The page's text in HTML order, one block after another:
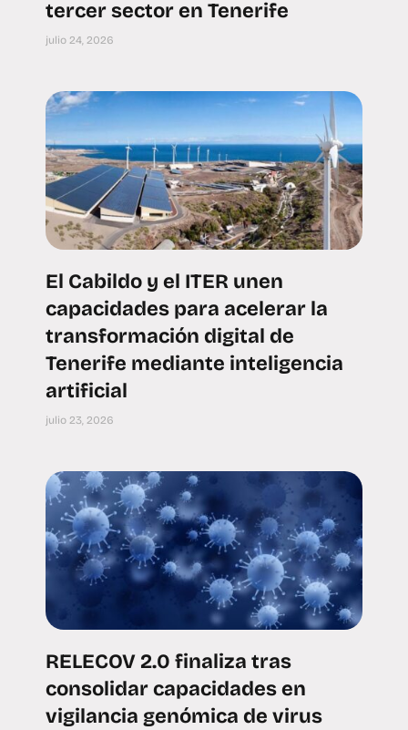
tercer sector en Tenerife
julio 24, 2026
El Cabildo y el ITER unen
capacidades para acelerar la
transformación digital de
Tenerife mediante inteligencia
artificial
julio 23, 2026
RELECOV 2.0 finaliza tras
consolidar capacidades en
vigilancia genómica de virus